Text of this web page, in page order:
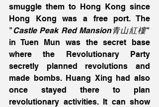
smuggle them to Hong Kong since
Hong Kong was a free port. The
"Castle Peak Red Mansion青山紅樓"
in Tuen Mun was the secret base
where the Revolutionary Party
secretly planned revolutions and
made bombs. Huang Xing had also
once stayed there to plan
revolutionary activities. It can show